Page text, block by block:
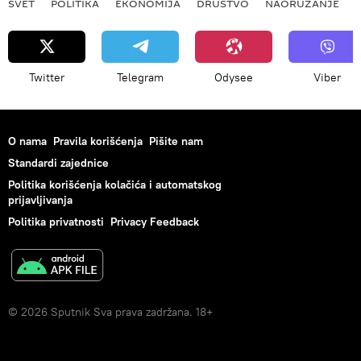
SVET POLITIKA EKONOMIJA DRUŠTVO NAORUŽANJE
Twitter Telegram Odysee Viber
O nama Pravila korišćenja Pišite nam
Standardi zajednice
Politika korišćenja kolačića i automatskog
prijavljivanja
Politika privatnosti Privacy Feedback
© 2026 Sputnik Sva prava zadržana. 18+